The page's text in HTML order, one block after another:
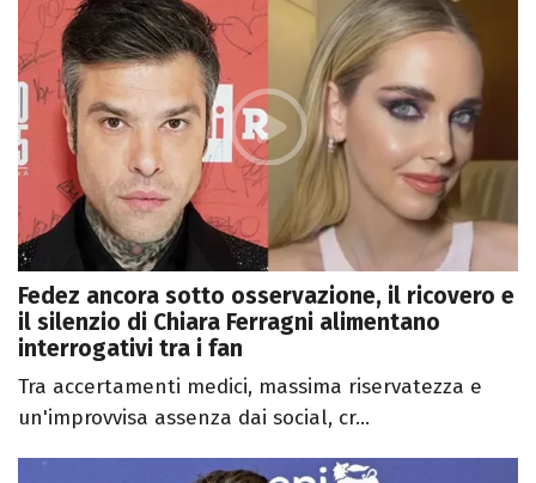
Fedez ancora sotto osservazione, il ricovero e
il silenzio di Chiara Ferragni alimentano
interrogativi tra i fan
Tra accertamenti medici, massima riservatezza e
un'improvvisa assenza dai social, cr...